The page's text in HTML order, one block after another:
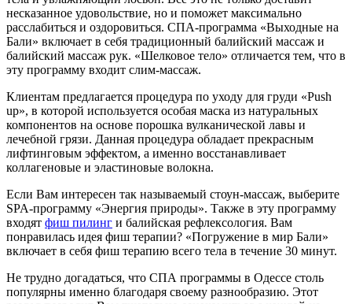
несказанное удовольствие, но и поможет максимально
расслабиться и оздоровиться. СПА-программа «Выходные на
Бали» включает в себя традиционный балийский массаж и
балийский массаж рук. «Шелковое тело» отличается тем, что в
эту программу входит слим-массаж.
Клиентам предлагается процедура по уходу для груди «Push
up», в которой используется особая маска из натуральных
компонентов на основе порошка вулканической лавы и
лечебной грязи. Данная процедура обладает прекрасным
лифтинговым эффектом, а именно восстанавливает
коллагеновые и эластиновые волокна.
Если Вам интересен так называемый стоун-массаж, выберите
SPA-программу «Энергия природы». Также в эту программу
входят фиш пилинг и балийская рефлексология. Вам
понравилась идея фиш терапии? «Погружение в мир Бали»
включает в себя фиш терапию всего тела в течение 30 минут.
Не трудно догадаться, что СПА программы в Одессе столь
популярны именно благодаря своему разнообразию. Этот